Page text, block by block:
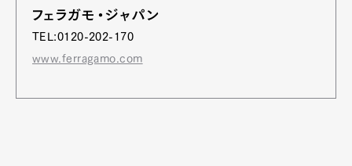
フェラガモ・ジャパン
TEL:0120-202-170
www.ferragamo.com